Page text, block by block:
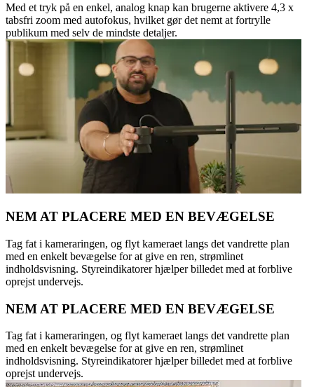
Med et tryk på en enkel, analog knap kan brugerne aktivere 4,3 x
tabsfri zoom med autofokus, hvilket gør det nemt at fortrylle
publikum med selv de mindste detaljer.
NEM AT PLACERE MED EN BEVÆGELSE
Tag fat i kameraringen, og flyt kameraet langs det vandrette plan
med en enkelt bevægelse for at give en ren, strømlinet
indholdsvisning. Styreindikatorer hjælper billedet med at forblive
oprejst undervejs.
NEM AT PLACERE MED EN BEVÆGELSE
Tag fat i kameraringen, og flyt kameraet langs det vandrette plan
med en enkelt bevægelse for at give en ren, strømlinet
indholdsvisning. Styreindikatorer hjælper billedet med at forblive
oprejst undervejs.